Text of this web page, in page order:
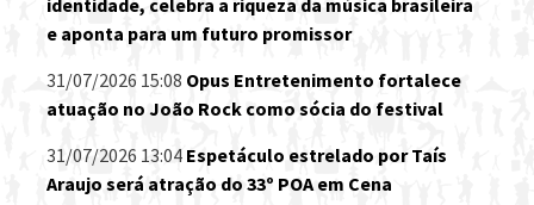
identidade, celebra a riqueza da música brasileira
e aponta para um futuro promissor
31/07/2026 15:08 Opus Entretenimento fortalece
atuação no João Rock como sócia do festival
31/07/2026 13:04 Espetáculo estrelado por Taís
Araujo será atração do 33º POA em Cena